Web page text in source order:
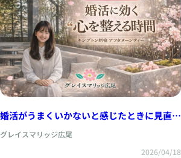
婚活がうまくいかないと感じたときに見直し
たいこと｜キンプトン新宿で感じた“心を整
える時間”の大切さ
グレイスマリッジ広尾
2026/04/18